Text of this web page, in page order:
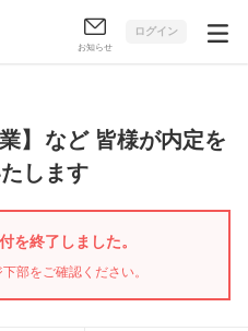
お知らせ
ログイン
】 など 皆様が内定を
します
を終了しました。
部をご確認ください。